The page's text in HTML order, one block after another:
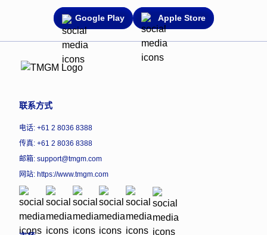
Google Play Apple Store
联系方式
电话: +61 2 8036 8388
传真: +61 2 8036 8388
邮箱: support@tmgm.com
网站: https://www.tmgm.com